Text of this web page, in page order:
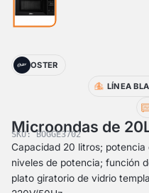
OSTER
LÍNEA
Microondas de
SKU: BOGGE3702
Capacidad 20 litros; potencia
niveles de potencia; función
plato giratorio de vidrio